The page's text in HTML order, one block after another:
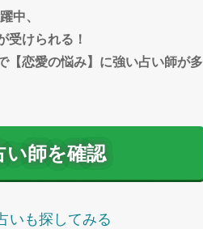
中、
受けられる！
【恋愛の悩み】に強い占い師が多
い師を確認
いも探してみる